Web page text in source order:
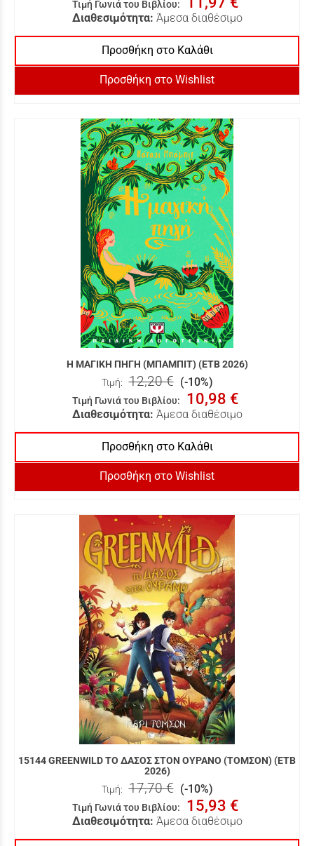
Τιμή Γωνιά του Βιβλίου:
Διαθεσιμότητα: Άμεσα διαθέσιμο
Προσθήκη στο Καλάθι
Προσθήκη στο Wishlist
Η ΜΑΓΙΚΗ ΠΗΓΗ (ΜΠΑΜΠΙΤ) (ΕΤΒ 2026)
Τιμή: 12,20 € (-10%)
Τιμή Γωνιά του Βιβλίου: 10,98 €
Διαθεσιμότητα: Άμεσα διαθέσιμο
Προσθήκη στο Καλάθι
Προσθήκη στο Wishlist
15144 GREENWILD ΤΟ ΔΑΣΟΣ ΣΤΟΝ ΟΥΡΑΝΟ (ΤΟΜΣΟΝ) (ΕΤΒ
2026)
Τιμή: 17,70 € (-10%)
Τιμή Γωνιά του Βιβλίου: 15,93 €
Διαθεσιμότητα: Άμεσα διαθέσιμο